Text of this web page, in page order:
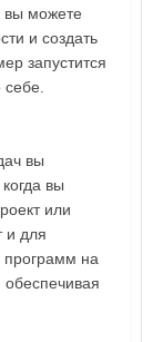
вы можете
и создать
запустится
себе.
вы
вы
или
и для
программ на
обеспечивая